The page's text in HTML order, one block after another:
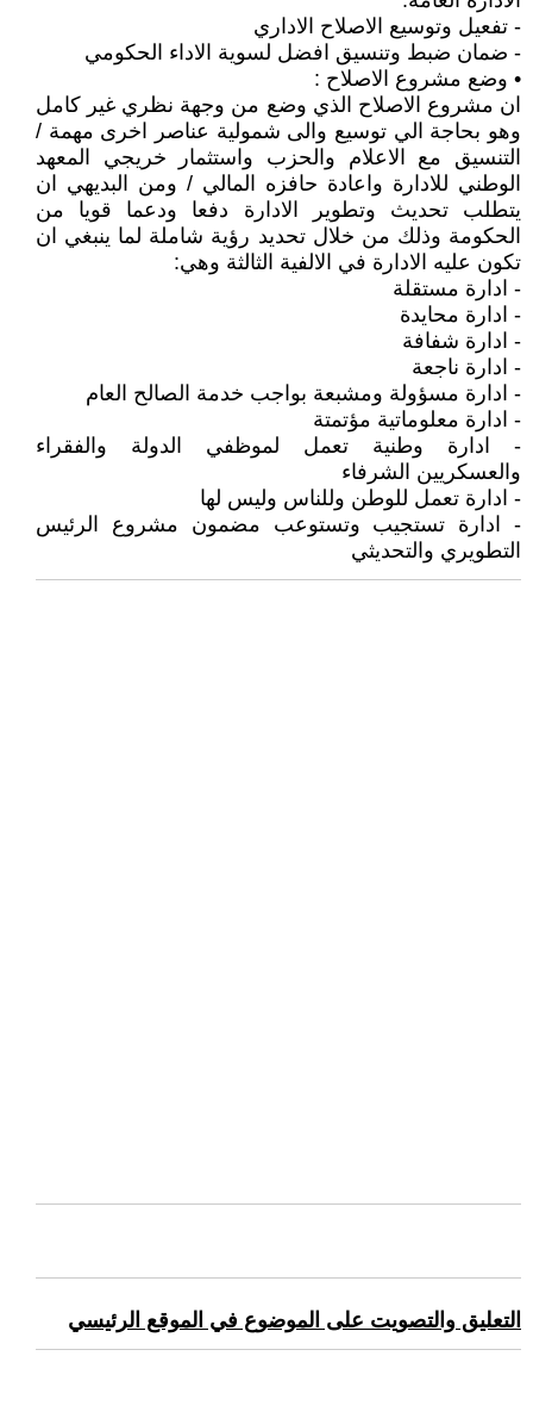
- تفعيل وتوسيع الاصلاح الاداري
- ضمان ضبط وتنسيق افضل لسوية الاداء الحكومي
• وضع مشروع الاصلاح :
ان مشروع الاصلاح الذي وضع من وجهة نظري غير كامل
وهو بحاجة الي توسيع والى شمولية عناصر اخرى مهمة /
التنسيق مع الاعلام والحزب واستثمار خريجي المعهد
الوطني للادارة واعادة حافزه المالي / ومن البديهي ان
يتطلب تحديث وتطوير الادارة دفعا ودعما قويا من
الحكومة وذلك من خلال تحديد رؤية شاملة لما ينبغي ان
تكون عليه الادارة في الالفية الثالثة وهي:
- ادارة مستقلة
- ادارة محايدة
- ادارة شفافة
- ادارة ناجعة
- ادارة مسؤولة ومشبعة بواجب خدمة الصالح العام
- ادارة معلوماتية مؤتمتة
- ادارة وطنية تعمل لموظفي الدولة والفقراء
والعسكريين الشرفاء
- ادارة تعمل للوطن وللناس وليس لها
- ادارة تستجيب وتستوعب مضمون مشروع الرئيس
التطويري والتحديثي
التعليق والتصويت على الموضوع في الموقع الرئيسي